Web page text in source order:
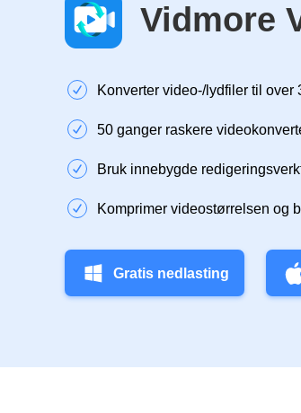
Vidmore
Konverter video-/lydfiler til over
50 ganger raskere
Bruk innebygde
Komprimer videostørrelsen og
Gratis nedlasting